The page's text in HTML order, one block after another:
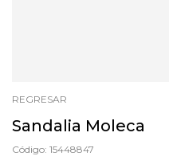
REGRESAR
Sandalia Moleca
Código: 15448847